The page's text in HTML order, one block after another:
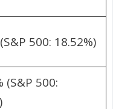
500: 18.52%)
(S&P 500: